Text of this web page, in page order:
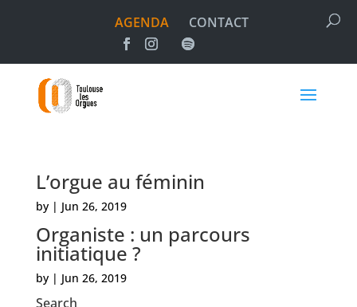
AGENDA CONTACT
L’orgue au féminin
by | Jun 26, 2019
Organiste : un parcours
initiatique ?
by | Jun 26, 2019
Search